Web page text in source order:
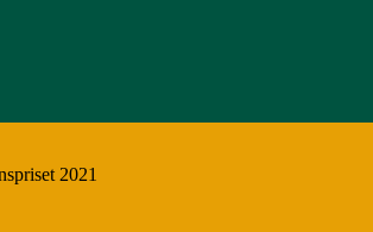
2021